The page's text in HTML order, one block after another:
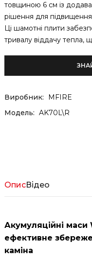
товщиною 6 см із
рішення для підвищення
Ці шамотні плити
тривалу віддачу тепла,
Виробник:
MFIRE
Модель: AK70L\R
ОписВідео
Акумуляційні
ефективне
каміна